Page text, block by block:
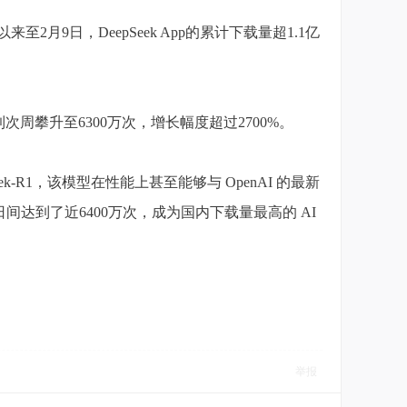
至2月9日，DeepSeek App的累计下载量超1.1亿
周攀升至6300万次，增长幅度超过2700%。
R1，该模型在性能上甚至能够与 OpenAI 的最新
间达到了近6400万次，成为国内下载量最高的 AI